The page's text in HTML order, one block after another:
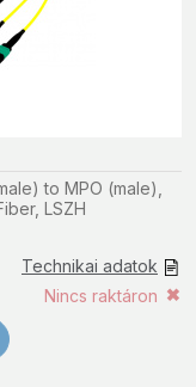
to MPO (male),
LSZH
Technikai adatok
Nincs raktáron